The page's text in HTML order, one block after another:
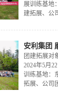
展训练基地
建拓展、公
安利集团
团建拓展对
2024年5月
训练基地：
拓展、公司